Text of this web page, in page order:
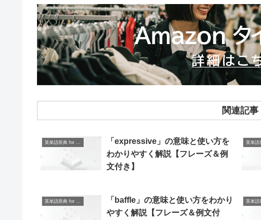
関連記事
「expressive」の意味と使い方を
わかりやすく解説【フレーズ＆例
文付き】
「baffle」の意味と使い方をわかり
やすく解説【フレーズ＆例文付